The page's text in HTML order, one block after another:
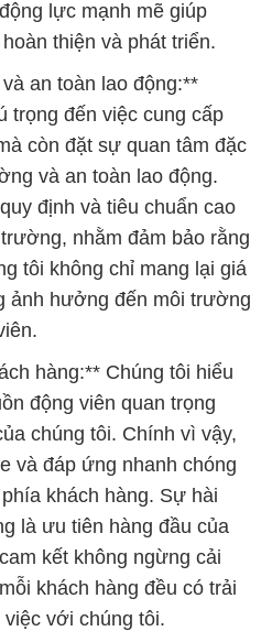
lực mạnh mẽ giúp
thiện và phát triển.
an toàn lao động:**
trọng đến việc cung cấp
còn đặt sự quan tâm đặc
và an toàn lao động.
định và tiêu chuẩn cao
nhằm đảm bảo rằng
tôi không chỉ mang lại giá
ảnh hưởng đến môi trường
hàng:** Chúng tôi hiểu
động viên quan trọng
chúng tôi. Chính vì vậy,
và đáp ứng nhanh chóng
khách hàng. Sự hài
là ưu tiên hàng đầu của
kết không ngừng cải
khách hàng đều có trải
với chúng tôi.